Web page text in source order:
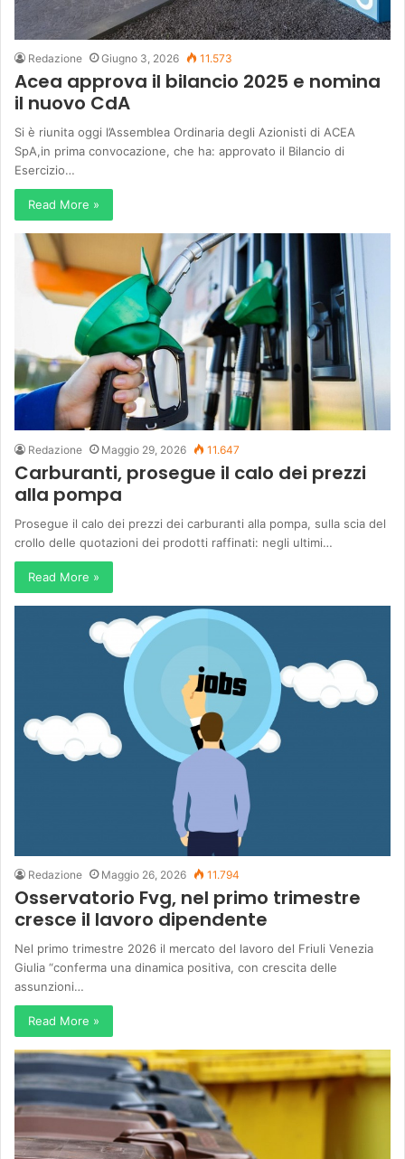
Redazione Giugno 3, 2026 11.573
Acea approva il bilancio 2025 e nomina
il nuovo CdA
Si è riunita oggi l’Assemblea Ordinaria degli Azionisti di ACEA
SpA,in prima convocazione, che ha: approvato il Bilancio di
Esercizio…
Read More »
Redazione Maggio 29, 2026 11.647
Carburanti, prosegue il calo dei prezzi
alla pompa
Prosegue il calo dei prezzi dei carburanti alla pompa, sulla scia del
crollo delle quotazioni dei prodotti raffinati: negli ultimi…
Read More »
Redazione Maggio 26, 2026 11.794
Osservatorio Fvg, nel primo trimestre
cresce il lavoro dipendente
Nel primo trimestre 2026 il mercato del lavoro del Friuli Venezia
Giulia “conferma una dinamica positiva, con crescita delle
assunzioni…
Read More »